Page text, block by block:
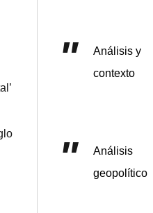
Análisis y
contexto
Análisis
geopolítico